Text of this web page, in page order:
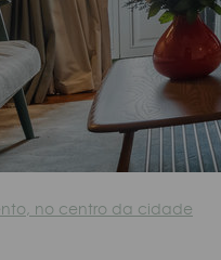
no centro da cidade